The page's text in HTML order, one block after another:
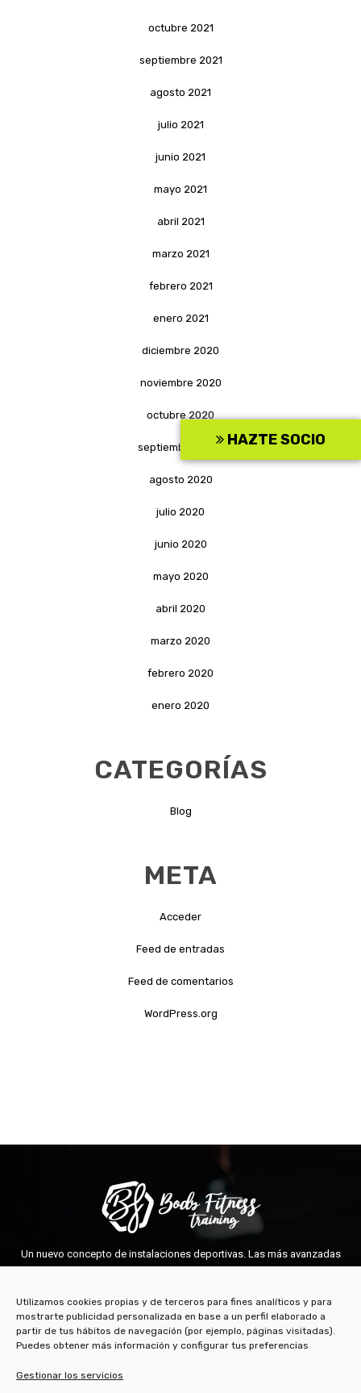
Utilizamos cookies propias y de terceros para fines analíticos y para
mostrarte publicidad personalizada en base a un perfil elaborado a
partir de tus hábitos de navegación (por ejemplo, páginas visitadas).
Puedes obtener más información y configurar tus preferencias
Gestionar los servicios
octubre 2021
septiembre 2021
agosto 2021
julio 2021
junio 2021
mayo 2021
abril 2021
marzo 2021
febrero 2021
enero 2021
diciembre 2020
noviembre 2020
octubre 2020
septiembre 2020
agosto 2020
julio 2020
junio 2020
mayo 2020
abril 2020
marzo 2020
febrero 2020
enero 2020
CATEGORÍAS
Blog
META
Acceder
Feed de entradas
Feed de comentarios
WordPress.org
Un nuevo concepto de instalaciones deportivas. Las más avanzadas
BF TRAINING TORREJÓN
Avda. de Madrid, 70 - 28850 Torrejón de Ardoz (Madrid)
91 675 14 69
BODY FITNESS TRAINING PARAÍSO
HAZTE SOCIO